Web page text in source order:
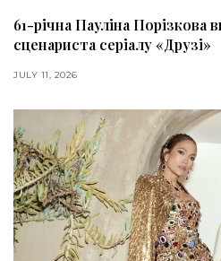
61-річна Пауліна Порізкова
сценариста серіалу «Друзі»
JULY 11, 2026